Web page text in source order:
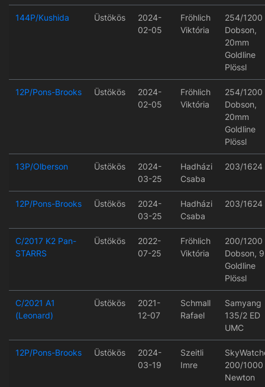
144P/Kushida Üstökös
2024-
02-05
Fröhlich
Viktória
254/1200
Dobson,
20mm
Goldline
Plössl
12P/Pons-Brooks Üstökös
2024-
02-05
Fröhlich
Viktória
254/1200
Dobson,
20mm
Goldline
Plössl
13P/Olberson Üstökös
2024-
03-25
Hadházi
Csaba
203/1624
12P/Pons-Brooks Üstökös
2024-
03-25
Hadházi
Csaba
203/1624
C/2017 K2 Pan-
STARRS
Üstökös
2022-
07-25
Fröhlich
Viktória
200/1200
Dobson,
Goldline
Plössl
C/2021 A1
(Leonard)
Üstökös
2021-
12-07
Schmall
Rafael
Samyang
135/2 ED
UMC
12P/Pons-Brooks Üstökös
2024-
03-19
Szeitli
Imre
200/1000
Newton